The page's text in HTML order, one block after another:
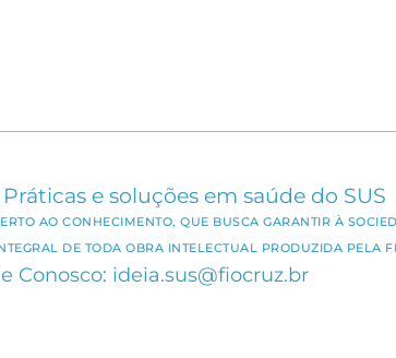
Práticas e soluções em saúde do SUS
AO CONHECIMENTO, QUE BUSCA GARANTIR À
DE TODA OBRA INTELECTUAL PRODUZIDA PELA
Conosco: ideia.sus@fiocruz.br